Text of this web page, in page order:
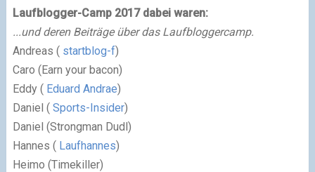
Laufblogger-Camp 2017 dabei waren:
...und deren Beiträge über das Laufbloggercamp.
Andreas ( startblog-f)
Caro (Earn your bacon)
Eddy ( Eduard Andrae)
Daniel ( Sports-Insider)
Daniel (Strongman Dudl)
Hannes ( Laufhannes)
Heimo (Timekiller)